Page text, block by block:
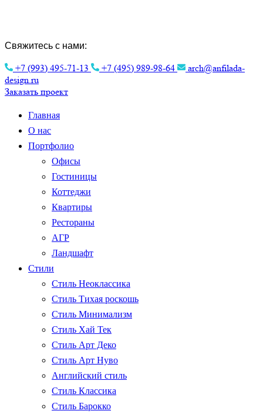
Свяжитесь с нами:
+7 (993) 495-71-13 +7 (495) 989-98-64
arch@anfilada-
design.ru
Заказать проект
Главная
О нас
Портфолио
Офисы
Гостиницы
Коттеджи
Квартиры
Рестораны
АГР
Ландшафт
Стили
Стиль Неоклассика
Стиль Тихая роскошь
Стиль Минимализм
Стиль Хай Тек
Стиль Арт Деко
Стиль Арт Нуво
Английский стиль
Стиль Классика
Стиль Барокко